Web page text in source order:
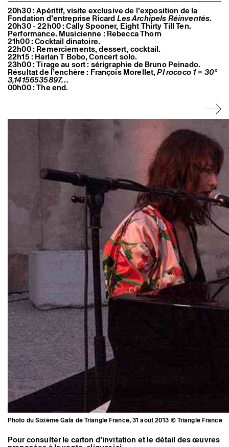
20h30 : Apéritif, visite exclusive de l’exposition de la
Fondation d’entreprise RicardLes Archipels Réinventés.
20h30 - 22h00 : Cally Spooner, Eight Thirty Till Ten.
Performance. Musicienne : Rebecca Thorn
21h00 : Cocktail dinatoire.
22h00 : Remerciements, dessert, cocktail.
22h15 : Harlan T Bobo, Concert solo.
23h00 : Tirage au sort : sérigraphie de Bruno Peinado.
Résultat de l’enchère : François Morellet,PI rococo 1 = 30°
3,14156535897…
00h00 : The end.
Photo du Sixième Gala de Triangle France, 31 août 2013 © Triangle France
Pour consulter le carton d’invitation et le détail des œuvres